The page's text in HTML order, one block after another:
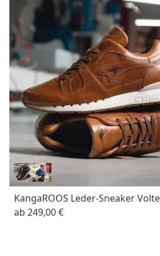
KangaROOS Leder-Sneaker
ab 249,00 €